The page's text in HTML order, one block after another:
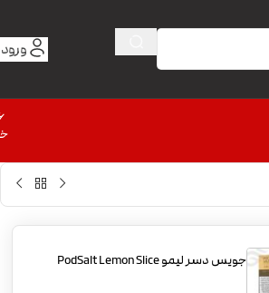
جویس دسر لیمو PodSalt Lemon Slice